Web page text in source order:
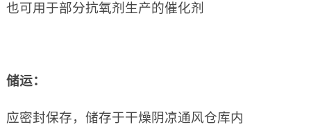
也可用于部分抗氧剂生产的催化剂
储运：
应密封保存，储存于干燥阴凉通风仓库内